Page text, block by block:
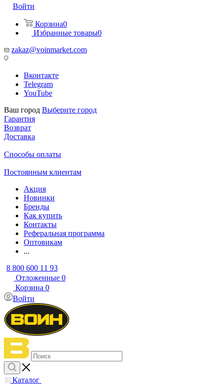
Войти
Корзина0
Избранные товары0
zakaz@voinmarket.com
Вконтакте
Telegram
YouTube
Ваш город Выберите город
Гарантия
Возврат
Доставка
Способы оплаты
Постоянным клиентам
Акция
Новинки
Бренды
Как купить
Контакты
Реферальная программа
Оптовикам
...
8 800 600 11 93
Отложенные 0
Корзина 0
Войти
Каталог